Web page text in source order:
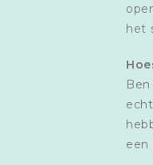
het
een